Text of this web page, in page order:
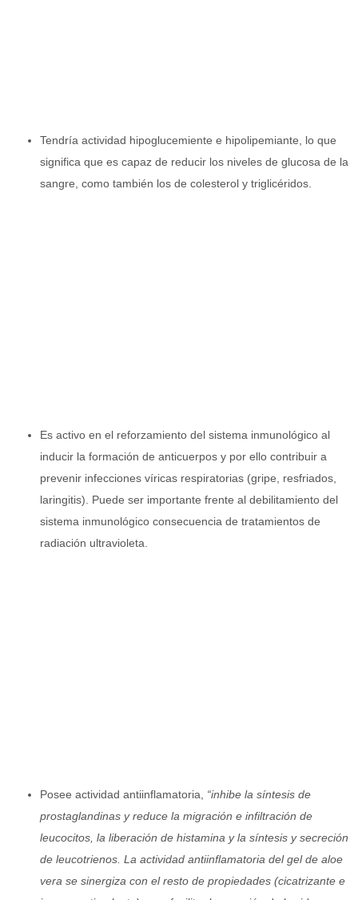
Tendría actividad hipoglucemiente e hipolipemiante, lo que
significa que es capaz de reducir los niveles de glucosa de la
sangre, como también los de colesterol y triglicéridos.
Es activo en el reforzamiento del sistema inmunológico al
inducir la formación de anticuerpos y por ello contribuir a
prevenir infecciones víricas respiratorias (gripe, resfriados,
laringitis). Puede ser importante frente al debilitamiento del
sistema inmunológico consecuencia de tratamientos de
radiación ultravioleta.
Posee actividad antiinflamatoria, “inhibe la síntesis de
prostaglandinas y reduce la migración e infiltración de
leucocitos, la liberación de histamina y la síntesis y secreción
de leucotrienos. La actividad antiinflamatoria del gel de aloe
vera se sinergiza con el resto de propiedades (cicatrizante e